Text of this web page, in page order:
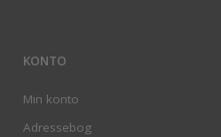
KONTO
Min konto
Adressebog